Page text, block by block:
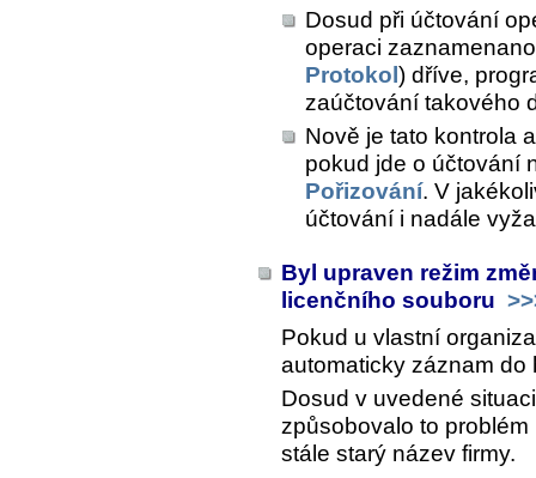
Dosud při účtování
operaci
Protokol ) dříve,
zaúčtování takového
Nově je tato kontrola
pokud jde o účtování
Pořizování. V
účtování i nadále
Byl upraven režim
licenčního souboru
Pokud u vlastní
automaticky záznam do
Dosud v uvedené
způsobovalo to
stále starý název firmy.